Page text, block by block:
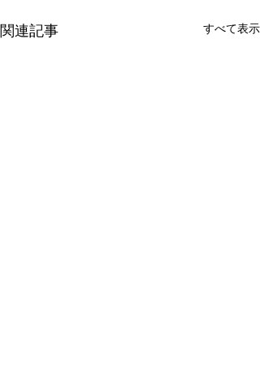
関連記事 すべて表示